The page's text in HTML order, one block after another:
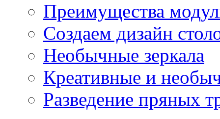
Преимущества
Создаем дизайн
Необычные зеркала
Креативные и
Разведение пряных